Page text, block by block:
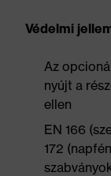
Védelmi
Az
nyújt a
ellen
EN 166
172